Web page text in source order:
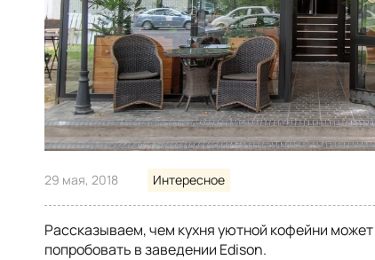
29 мая, 2018 Интересное
Рассказываем, чем кухня уютной кофейни
попробовать в заведении Edison.